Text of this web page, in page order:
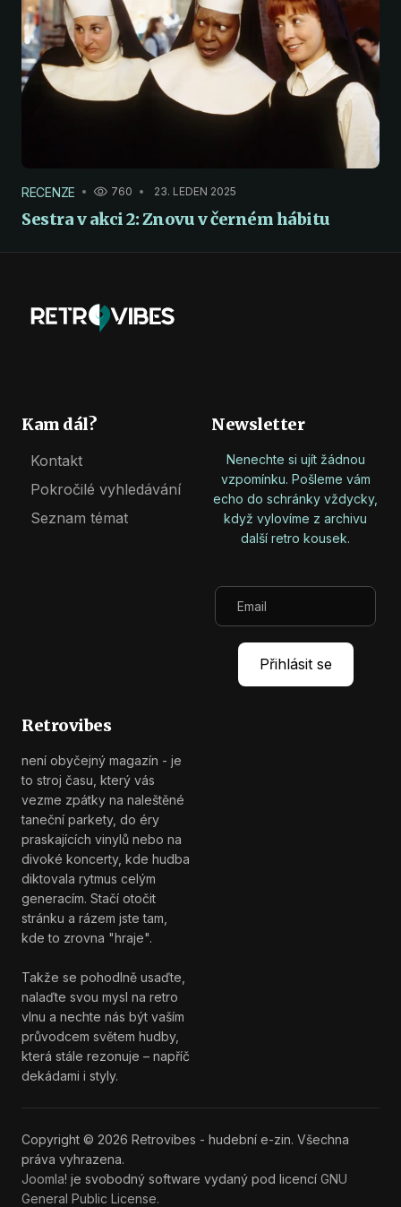
RECENZE 760 23. LEDEN 2025
Sestra v akci 2: Znovu v černém hábitu
Kam dál?
Kontakt
Pokročilé vyhledávání
Seznam témat
Newsletter
Nenechte si ujít žádnou
vzpomínku. Pošleme vám
echo do schránky vždycky,
když vylovíme z archivu
další retro kousek.
Retrovibes
není obyčejný magazín - je
to stroj času, který vás
vezme zpátky na naleštěné
taneční parkety, do éry
praskajících vinylů nebo na
divoké koncerty, kde hudba
diktovala rytmus celým
generacím. Stačí otočit
stránku a rázem jste tam,
kde to zrovna "hraje".
Takže se pohodlně usaďte,
nalaďte svou mysl na retro
vlnu a nechte nás být vaším
průvodcem světem hudby,
která stále rezonuje – napříč
dekádami i styly.
Copyright © 2026 Retrovibes - hudební e-zin. Všechna
práva vyhrazena.
Joomla! je svobodný software vydaný pod licencí GNU
General Public License.